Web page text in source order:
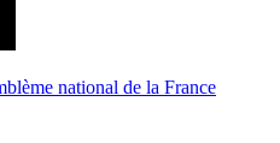
national de la France